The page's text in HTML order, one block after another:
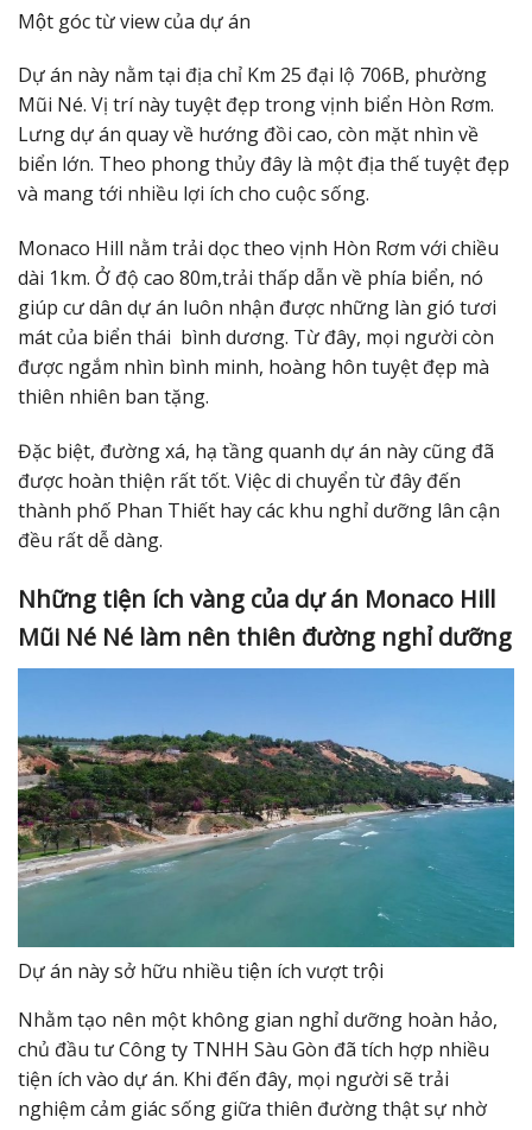
Một góc từ view của dự án
Dự án này nằm tại địa chỉ Km 25 đại lộ 706B, phường
Mũi Né. Vị trí này tuyệt đẹp trong vịnh biển Hòn Rơm.
Lưng dự án quay về hướng đồi cao, còn mặt nhìn về
biển lớn. Theo phong thủy đây là một địa thế tuyệt đẹp
và mang tới nhiều lợi ích cho cuộc sống.
Monaco Hill nằm trải dọc theo vịnh Hòn Rơm với chiều
dài 1km. Ở độ cao 80m,trải thấp dẫn về phía biển, nó
giúp cư dân dự án luôn nhận được những làn gió tươi
mát của biển thái bình dương. Từ đây, mọi người còn
được ngắm nhìn bình minh, hoàng hôn tuyệt đẹp mà
thiên nhiên ban tặng.
Đặc biệt, đường xá, hạ tầng quanh dự án này cũng đã
được hoàn thiện rất tốt. Việc di chuyển từ đây đến
thành phố Phan Thiết hay các khu nghỉ dưỡng lân cận
đều rất dễ dàng.
Những tiện ích vàng của dự án Monaco Hill
Mũi Né Né làm nên thiên đường nghỉ dưỡng
Dự án này sở hữu nhiều tiện ích vượt trội
Nhằm tạo nên một không gian nghỉ dưỡng hoàn hảo,
chủ đầu tư Công ty TNHH Sàu Gòn đã tích hợp nhiều
tiện ích vào dự án. Khi đến đây, mọi người sẽ trải
nghiệm cảm giác sống giữa thiên đường thật sự nhờ